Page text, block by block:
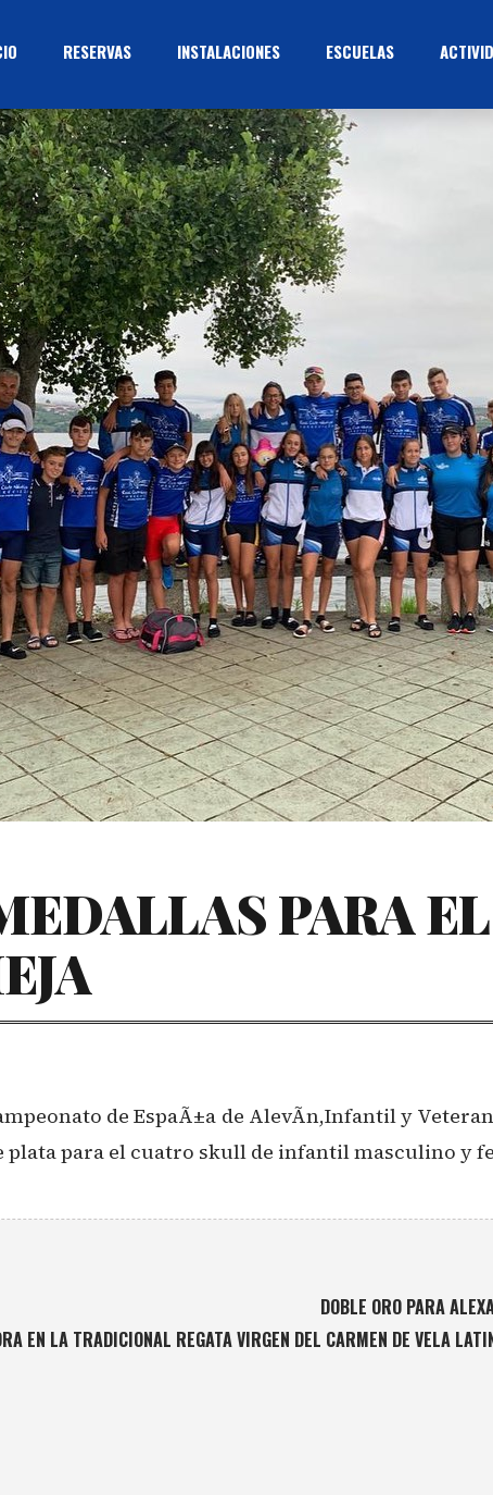
RESERVAS INSTALACIONES ESCUELAS
PARA
de EspaÃ±a de AlevÃ­n,Infantil y
plata para el cuatro skull de infantil masculino y
DOBLE ORO PARA
EN LA TRADICIONAL REGATA VIRGEN DEL CARMEN DE VELA